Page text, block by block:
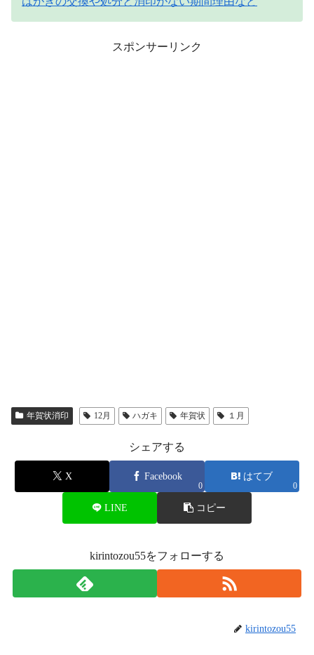
スポンサーリンク
年賀状消印 12月 ハガキ 年賀状 １月
シェアする
X Facebook
0
はてブ
0
LINE コピー
kirintozou55をフォローする
kirintozou55